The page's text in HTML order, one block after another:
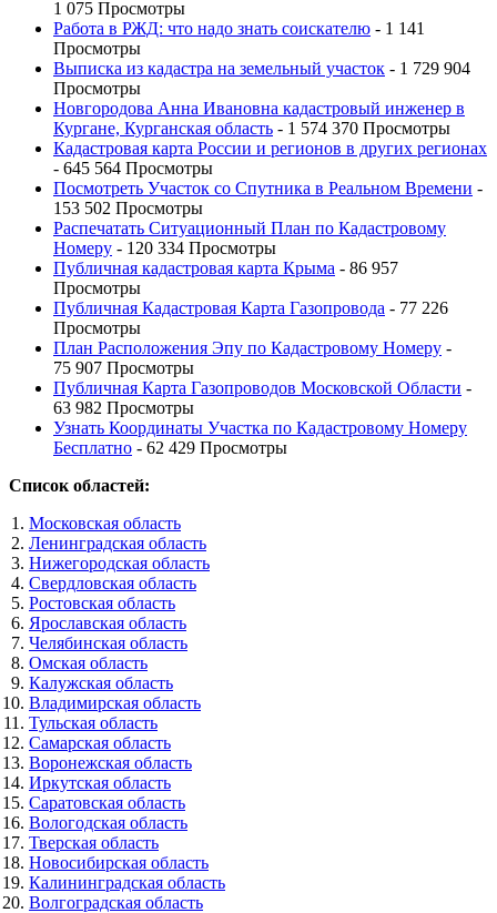
1 075 Просмотры
Работа в РЖД: что надо знать соискателю - 1 141
Просмотры
Выписка из кадастра на земельный участок - 1 729 904
Просмотры
Новгородова Анна Ивановна кадастровый инженер в
Кургане, Курганская область - 1 574 370 Просмотры
Кадастровая карта России и регионов в других регионах
- 645 564 Просмотры
Посмотреть Участок со Спутника в Реальном Времени -
153 502 Просмотры
Распечатать Ситуационный План по Кадастровому
Номеру - 120 334 Просмотры
Публичная кадастровая карта Крыма - 86 957
Просмотры
Публичная Кадастровая Карта Газопровода - 77 226
Просмотры
План Расположения Эпу по Кадастровому Номеру -
75 907 Просмотры
Публичная Карта Газопроводов Московской Области -
63 982 Просмотры
Узнать Координаты Участка по Кадастровому Номеру
Бесплатно - 62 429 Просмотры
Список областей:
Московская область
Ленинградская область
Нижегородская область
Свердловская область
Ростовская область
Ярославская область
Челябинская область
Омская область
Калужская область
Владимирская область
Тульская область
Самарская область
Воронежская область
Иркутская область
Саратовская область
Вологодская область
Тверская область
Новосибирская область
Калининградская область
Волгоградская область